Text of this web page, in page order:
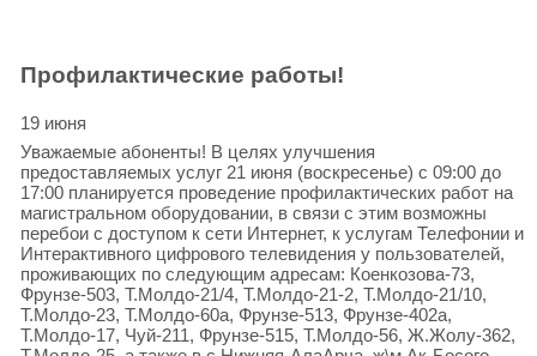
Профилактические работы!
19 июня
Уважаемые абоненты! В целях улучшения
предоставляемых услуг 21 июня (воскресенье) с 09:00 до
17:00 планируется проведение профилактических работ на
магистральном оборудовании, в связи с этим возможны
перебои с доступом к сети Интернет, к услугам Телефонии и
Интерактивного цифрового телевидения у пользователей,
проживающих по следующим адресам: Коенкозова-73,
Фрунзе-503, Т.Молдо-21/4, Т.Молдо-21-2, Т.Молдо-21/10,
Т.Молдо-23, Т.Молдо-60а, Фрунзе-513, Фрунзе-402а,
Т.Молдо-17, Чуй-211, Фрунзе-515, Т.Молдо-56, Ж.Жолу-362,